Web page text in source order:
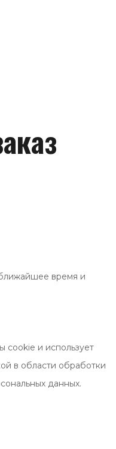
время и
cookie и использует
в области обработки
данных.